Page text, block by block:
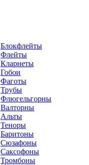
Блокфлейты
Флейты
Кларнеты
Гобои
Фаготы
Трубы
Флюгельгорны
Валторны
Альты
Теноры
Баритоны
Сюзафоны
Саксофоны
Тромбоны